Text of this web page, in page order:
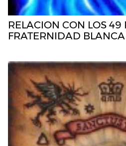
RELACION CON LOS 49
FRATERNIDAD BLANCA